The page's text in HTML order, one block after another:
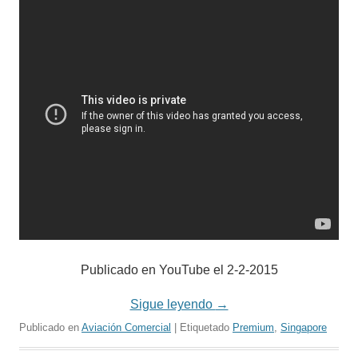
Publicado en YouTube el 2-2-2015
Sigue leyendo →
Publicado en Aviación Comercial | Etiquetado Premium Singapore